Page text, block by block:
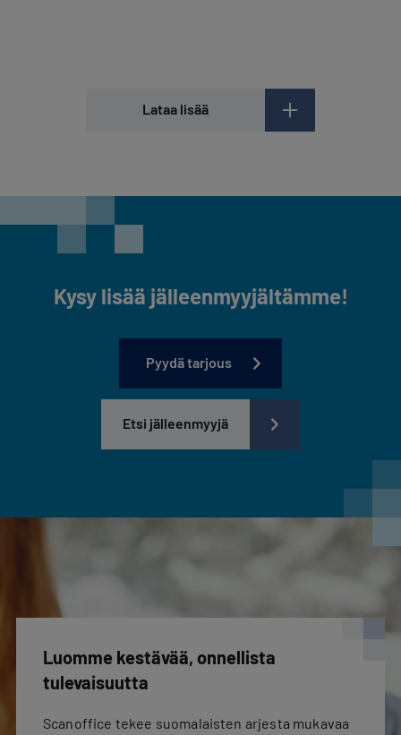
Lataa lisää
Kysy lisää jälleenmyyjältämme!
Pyydä tarjous
Etsi jälleenmyyjä
Luomme kestävää, onnellista
tulevaisuutta
Scanoffice tekee suomalaisten arjesta mukavaa